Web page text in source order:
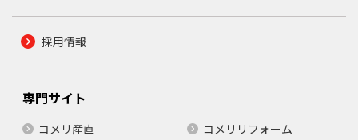
採用情報
専門サイト
コメリ産直
コメリリフォーム